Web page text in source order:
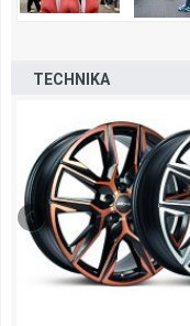
TECHNIKA